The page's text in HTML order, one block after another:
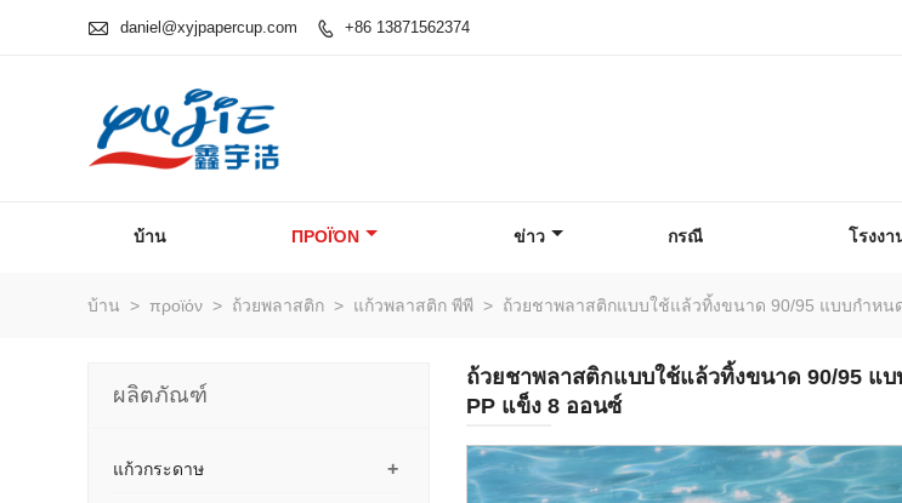
 daniel@xyjpapercup.com  +86 13871562374
บ้าน ΠΡΟΪΌΝ ข่าว กรณี โรงง
บ้าน > προϊόν > ถ้วยพลาสติก > แก้วพลาสติก พีพี > ถ้วยชาพลาสติกแบบใช้แล้วทิ้งขนาด 90/95 แบบกำหน
ถ้วยชาพลาสติกแบบใช้แล้วทิ้งขนาด 90/95 แ
PP แข็ง 8 ออนซ์
ผลิตภัณฑ์
+
แก้วกระดาษ